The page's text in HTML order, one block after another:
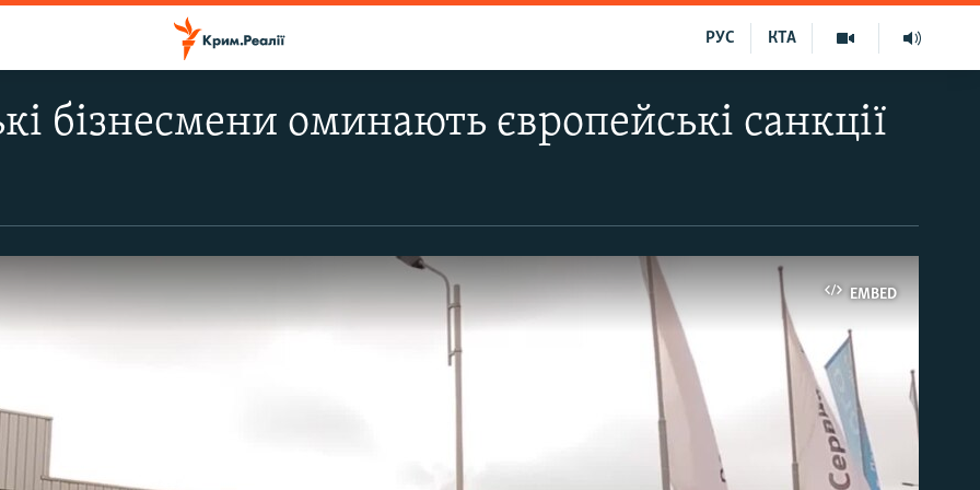
КТА
РУС
бізнесмени оминають європейські санкції
EMBED